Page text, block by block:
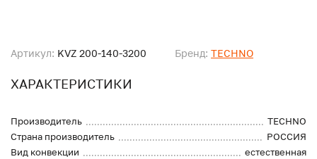
Артикул: KVZ 200-140-3200 Бренд: TECHNO
ХАРАКТЕРИСТИКИ
Производитель
TECHNO
Страна производитель
РОССИЯ
Вид конвекции
естественная